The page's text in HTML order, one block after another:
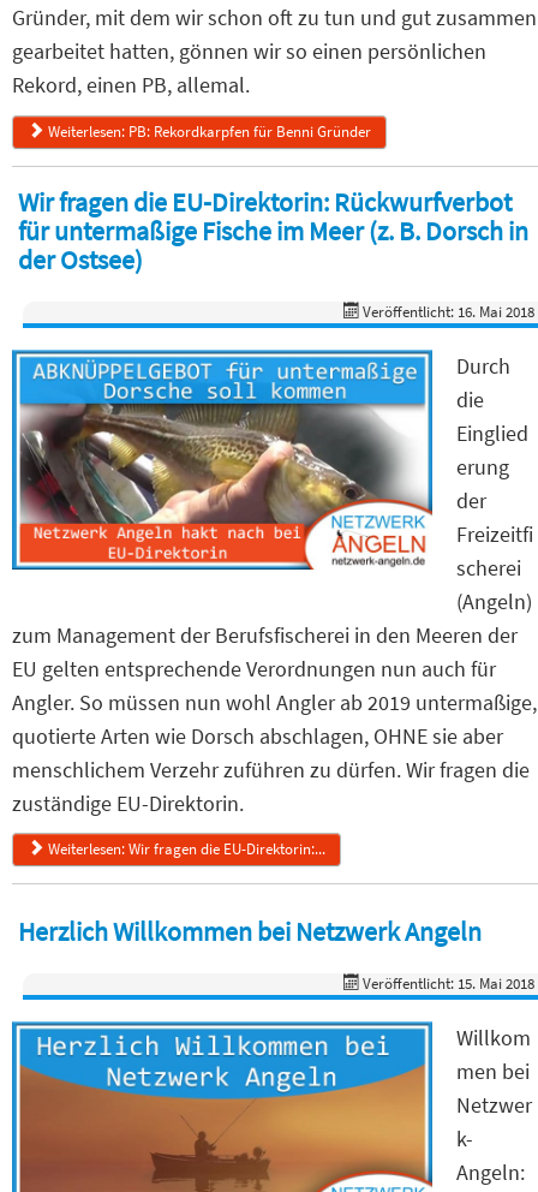
Gründer, mit dem wir schon oft zu tun und gut zusammen
gearbeitet hatten, gönnen wir so einen persönlichen
Rekord, einen PB, allemal.
Weiterlesen: PB: Rekordkarpfen für Benni Gründer
Wir fragen die EU-Direktorin: Rückwurfverbot
für untermaßige Fische im Meer (z. B. Dorsch in
der Ostsee)
Veröffentlicht: 16. Mai 2018
Durch
die
Einglied
erung
der
Freizeitfi
scherei
(Angeln)
zum Management der Berufsfischerei in den Meeren der
EU gelten entsprechende Verordnungen nun auch für
Angler. So müssen nun wohl Angler ab 2019 untermaßige,
quotierte Arten wie Dorsch abschlagen, OHNE sie aber
menschlichem Verzehr zuführen zu dürfen. Wir fragen die
zuständige EU-Direktorin.
Weiterlesen: Wir fragen die EU-Direktorin:...
Herzlich Willkommen bei Netzwerk Angeln
Veröffentlicht: 15. Mai 2018
Willkom
men bei
Netzwer
k-
Angeln: